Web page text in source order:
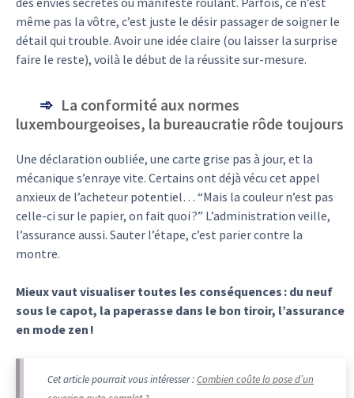
même pas la vôtre, c’est juste le désir passager de soigner le
détail qui trouble. Avoir une idée claire (ou laisser la surprise
faire le reste), voilà le début de la réussite sur-mesure.
La conformité aux normes
luxembourgeoises, la bureaucratie rôde toujours
Une déclaration oubliée, une carte grise pas à jour, et la
mécanique s’enraye vite. Certains ont déjà vécu cet appel
anxieux de l’acheteur potentiel… “Mais la couleur n’est pas
celle-ci sur le papier, on fait quoi ?” L’administration veille,
l’assurance aussi. Sauter l’étape, c’est parier contre la
montre.
Mieux vaut visualiser toutes les conséquences : du neuf
sous le capot, la paperasse dans le bon tiroir, l’assurance
en mode zen !
Cet article pourrait vous intéresser :Combien coûte la pose d’un